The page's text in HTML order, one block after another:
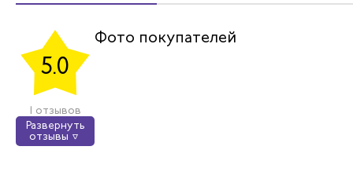
5.0
1 отзывов
Развернуть
отзывы
Фото покупателей